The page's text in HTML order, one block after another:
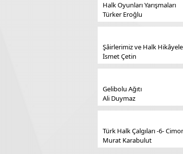
Halk Oyunları Yarışmaları
Türker Eroğlu
Şâirlerimiz ve Halk
İsmet Çetin
Gelibolu Ağıtı
Ali Duymaz
Türk Halk Çalgıları -6-
Murat Karabulut